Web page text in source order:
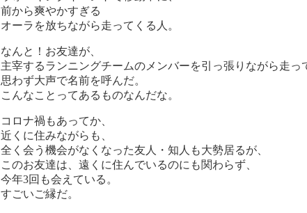
前から爽やかすぎる
オーラを放ちながら走ってくる人。
なんと！お友達が、
主宰するランニングチームのメンバーを引っ張りながら走っ
思わず大声で名前を呼んだ。
こんなことってあるものなんだな。
コロナ禍もあってか、
近くに住みながらも、
全く会う機会がなくなった友人・知人も大勢居るが、
このお友達は、遠くに住んでいるのにも関わらず、
今年3回も会えている。
すごいご縁だ。